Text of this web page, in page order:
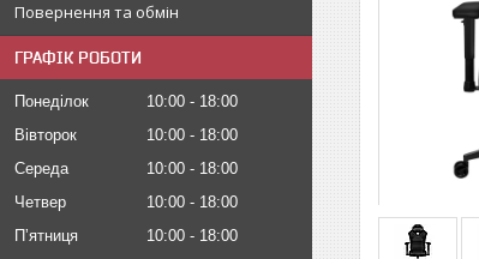
Повернення та обмін
ГРАФІК РОБОТИ
Понеділок 10:00
18:00
Вівторок
10:00
18:00
Середа
10:00
18:00
Четвер
10:00
18:00
Пʼятниця
10:00
18:00